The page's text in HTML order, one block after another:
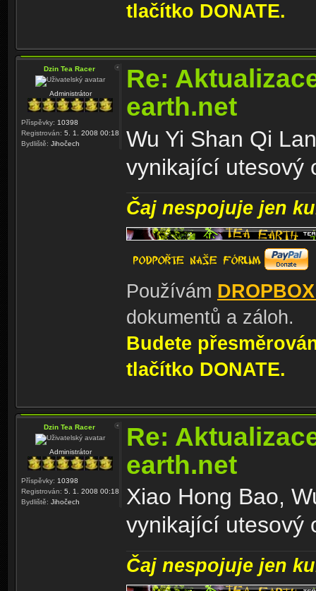
tlačítko DONATE.
Dzin Tea Racer
Administrátor
Příspěvky: 10398
Registrován: 5. 1. 2008 00:18
Bydliště: Jihočech
Re:
earth.net
Wu Yi Shan Qi
vynikající utesový
Čaj nespojuje jen
Používám
dokumentů a záloh.
Budete
tlačítko DONATE.
Dzin Tea Racer
Administrátor
Příspěvky: 10398
Registrován: 5. 1. 2008 00:18
Bydliště: Jihočech
Re:
earth.net
Xiao Hong Bao,
vynikající utesový
Čaj nespojuje jen